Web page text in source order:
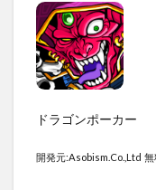
ドラゴンポーカー
開発元:Asobism.Co.,Ltd 無